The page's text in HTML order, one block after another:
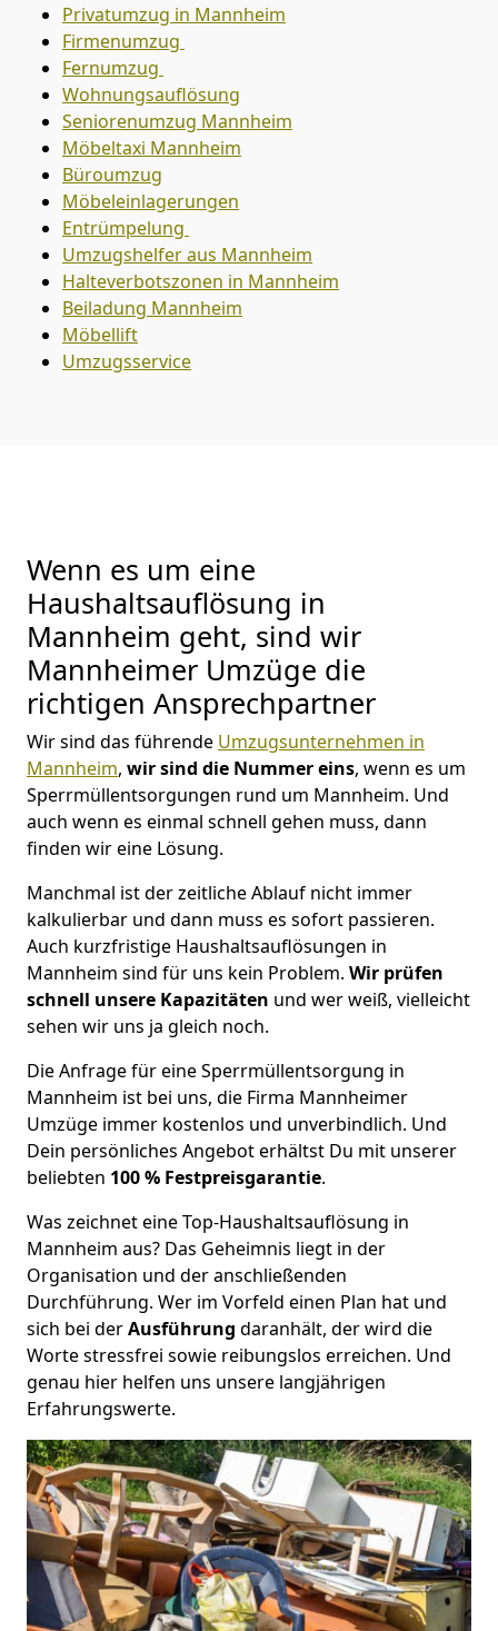
Privatumzug in Mannheim
Firmenumzug
Fernumzug
Wohnungsauflösung
Seniorenumzug Mannheim
Möbeltaxi Mannheim
Büroumzug
Möbeleinlagerungen
Entrümpelung
Umzugshelfer aus Mannheim
Halteverbotszonen in Mannheim
Beiladung Mannheim
Möbellift
Umzugsservice
Wenn es um eine
Haushaltsauflösung in
Mannheim geht, sind wir
Mannheimer Umzüge die
richtigen Ansprechpartner
Wir sind das führende Umzugsunternehmen in
Mannheim, wir sind die Nummer eins, wenn es um
Sperrmüllentsorgungen rund um Mannheim. Und
auch wenn es einmal schnell gehen muss, dann
finden wir eine Lösung.
Manchmal ist der zeitliche Ablauf nicht immer
kalkulierbar und dann muss es sofort passieren.
Auch kurzfristige Haushaltsauflösungen in
Mannheim sind für uns kein Problem. Wir prüfen
schnell unsere Kapazitäten und wer weiß, vielleicht
sehen wir uns ja gleich noch.
Die Anfrage für eine Sperrmüllentsorgung in
Mannheim ist bei uns, die Firma Mannheimer
Umzüge immer kostenlos und unverbindlich. Und
Dein persönliches Angebot erhältst Du mit unserer
beliebten 100 % Festpreisgarantie.
Was zeichnet eine Top-Haushaltsauflösung in
Mannheim aus? Das Geheimnis liegt in der
Organisation und der anschließenden
Durchführung. Wer im Vorfeld einen Plan hat und
sich bei derAusführung daranhält, der wird die
Worte stressfrei sowie reibungslos erreichen. Und
genau hier helfen uns unsere langjährigen
Erfahrungswerte.